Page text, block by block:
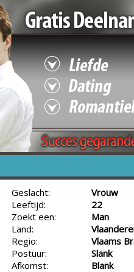
Geslacht:
Vrouw
Leeftijd:
22
Zoekt een:
Man
Land:
Regio:
Vlaams
Postuur:
Slank
Afkomst:
Blank